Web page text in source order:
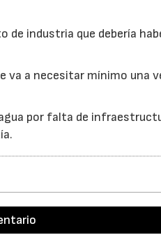
industria que debería
va a necesitar mínimo una
por falta de